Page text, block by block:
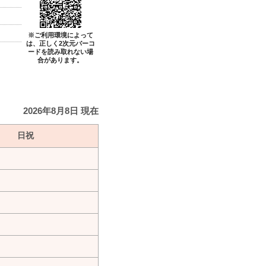
※ご利用環境によって
は、正しく2次元バーコ
ードを読み取れない場
合があります。
2026年8月8日 現在
日祝